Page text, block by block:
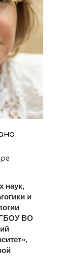
наук,
и
ВО